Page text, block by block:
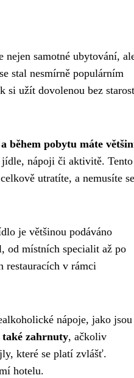
nejen samotné ubytování,
stal nesmírně populárním
si užít dovolenou bez
během pobytu máte
jídle, nápoji či aktivitě. Tento
utratíte, a nemusíte se
je většinou podáváno
od místních specialit až po
restauracích v rámci
nápoje, jako jsou
zahrnuty, ačkoliv
které se platí zvlášť.
hotelu.